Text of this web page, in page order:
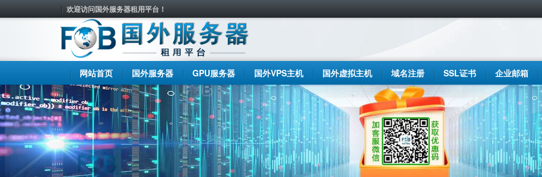
欢迎访问国外服务器租用平台！
网站首页 国外服务器 GPU服务器 国外VPS主机 国外虚拟主机 域名注册 SSL证书 企业邮箱